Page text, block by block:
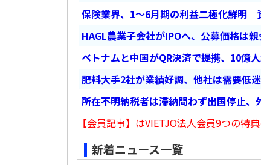
保険業界、1～6月期の利益二極化鮮明
HAGL農業子会社がIPOへ、公募価格は
ベトナムと中国がQR決済で提携、10億
肥料大手2社が業績好調、他社は需要低
所在不明納税者は滞納問わず出国停止、
【会員記事】はVIETJO法人会員9つの特
新着ニュース一覧